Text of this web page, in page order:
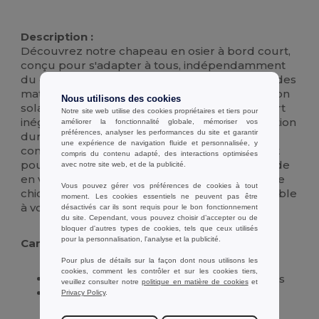
Description :
Découvrez notre chapeau en osier à bord court,
conçu pour s'adapter à tous, indépendamment
du genre. Ce chapeau élégant, fabriqué avec des
matériaux de haute qualité, offre une protection
solaire optimale tout en garantissant un confort
inégalé. Son design intemporel et sa construction
durable en font l'accessoire parfait pour
compléter n'importe quelle tenue, que ce soit
pour une journée à la plage ou une promenade
en ville. Avec sa silhouette
et son allure
chic, ce chapeau en osier est l'ajout indispensable
à votre garde-robe estivale.
Caractéristiques :
Designunisexeadaptable à tous les styles
Protection solaire efficace pour une
Nous utilisons des cookies
Notre site web utilise des cookies propriétaires et tiers pour
améliorer la fonctionnalité globale, mémoriser vos
préférences, analyser les performances du site et garantir
une expérience de navigation fluide et personnalisée, y
compris du contenu adapté, des interactions optimisées
avec notre site web, et de la publicité.
Vous pouvez gérer vos préférences de cookies à tout
moment. Les cookies essentiels ne peuvent pas être
désactivés car ils sont requis pour le bon fonctionnement
du site. Cependant, vous pouvez choisir d’accepter ou de
bloquer d'autres types de cookies, tels que ceux utilisés
pour la personnalisation, l'analyse et la publicité.
Pour plus de détails sur la façon dont nous utilisons les
cookies, comment les contrôler et sur les cookies tiers,
veuillez consulter notrepolitique en matière de cookieset
Privacy Policy.